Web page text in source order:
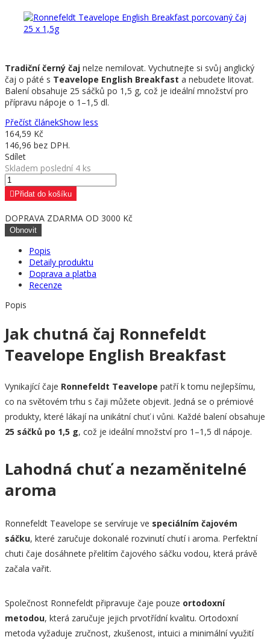
Tradiční černý čaj nelze nemilovat. Vychutnejte si svůj anglický
čaj o páté s Teavelope English Breakfast a nebudete litovat.
Balení obsahuje 25 sáčků po 1,5 g, což je ideální množství pro
přípravu nápoje o 1–1,5 dl.
Přečíst článekShow less
164,59 Kč
146,96 bez DPH.
Sdílet
Skladem poslední 4 ks
Přidat do košíku
DOPRAVA ZDARMA OD 3000 Kč
Popis
Detaily produktu
Doprava a platba
Recenze
Popis
Jak chutná čaj Ronnefeldt
Teavelope English Breakfast
Vynikající čaje Ronnefeldt Teavelope patří k tomu nejlepšímu,
co na světovém trhu s čaji můžete objevit. Jedná se o prémiové
produkty, které lákají na unikátní chuť i vůni. Každé balení obsahuje
25 sáčků po 1,5 g, což je ideální množství pro 1–1,5 dl nápoje.
Lahodná chuť a nezaměnitelné
aroma
Ronnefeldt Teavelope se servíruje ve speciálním čajovém
sáčku, které zaručuje dokonalé rozvinutí chutí i aroma. Perfektní
chuti čaje dosáhnete přelitím čajového sáčku vodou, která právě
začala vařit.
Společnost Ronnefeldt připravuje čaje pouze ortodoxní
metodou, která zaručuje jejich prvotřídní kvalitu. Ortodoxní
metoda vyžaduje zručnost, zkušenost, intuici a minimální využití